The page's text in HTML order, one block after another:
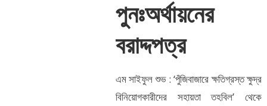
পুনঃঅর্থায়নের
বরাদ্দপত্র
এম সাইফুল শুভ : ‘পুঁজিবাজারে ক্ষতিগ্রস্ত ক্ষুদ্র
বিনিয়োগকারীদের সহায়তা তহবিল’ থেকে